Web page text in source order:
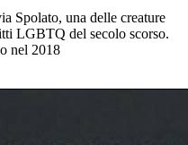
Spolato, una delle creature
LGBTQ del secolo scorso.
nel 2018